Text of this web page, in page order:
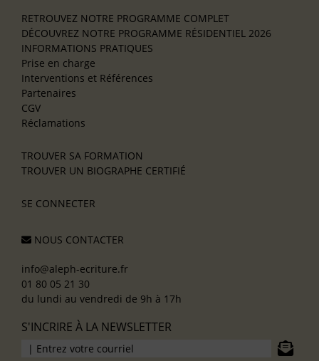
RETROUVEZ NOTRE PROGRAMME COMPLET
DÉCOUVREZ NOTRE PROGRAMME RÉSIDENTIEL 2026
INFORMATIONS PRATIQUES
Prise en charge
Interventions et Références
Partenaires
CGV
Réclamations
TROUVER SA FORMATION
TROUVER UN BIOGRAPHE CERTIFIÉ
SE CONNECTER
NOUS CONTACTER
info@aleph-ecriture.fr
01 80 05 21 30
du lundi au vendredi de 9h à 17h
S'INCRIRE À LA NEWSLETTER